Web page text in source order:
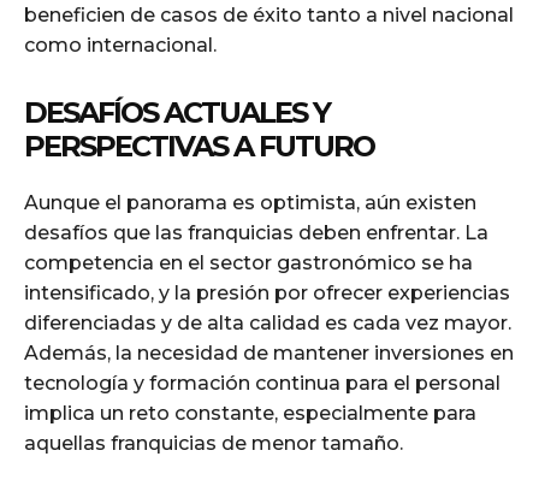
beneficien de casos de éxito tanto a nivel nacional
como internacional.
DESAFÍOS ACTUALES Y
PERSPECTIVAS A FUTURO
Aunque el panorama es optimista, aún existen
desafíos que las franquicias deben enfrentar. La
competencia en el sector gastronómico se ha
intensificado, y la presión por ofrecer experiencias
diferenciadas y de alta calidad es cada vez mayor.
Además, la necesidad de mantener inversiones en
tecnología y formación continua para el personal
implica un reto constante, especialmente para
aquellas franquicias de menor tamaño.